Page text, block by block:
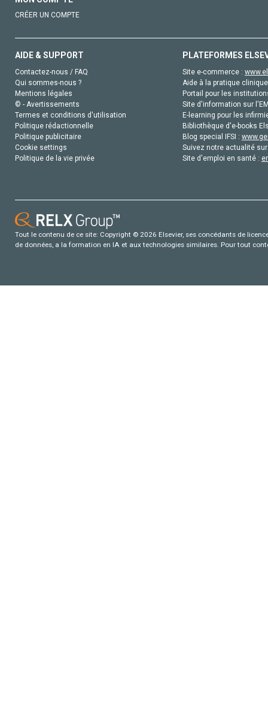
CRÉER UN COMPTE
AIDE & SUPPORT
Contactez-nous / FAQ
Qui sommes-nous ?
Mentions légales
© - Avertissements
Termes et conditions d'utilisation
Politique rédactionnelle
Politique publicitaire
Cookie settings
Politique de la vie privée
PLATEFORMES
Site e-commerce :
Aide à la pratique
Portail pour les
Site d'information sur
E-learning pour les
Bibliothèque d'e-books
Blog special IFSI :
Suivez notre actualité
Site d'emploi en santé :
Tout le contenu de ce site: Copyright © 2026 Elsevier, ses concédants de
de données, a la formation en IA et aux technologies similaires. Pour tout